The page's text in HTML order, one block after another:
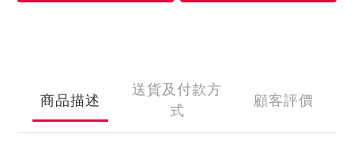
商品描述
送貨及付款方
式
顧客評價